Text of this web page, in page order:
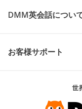
DMM英会話につい
お客様サポート
世